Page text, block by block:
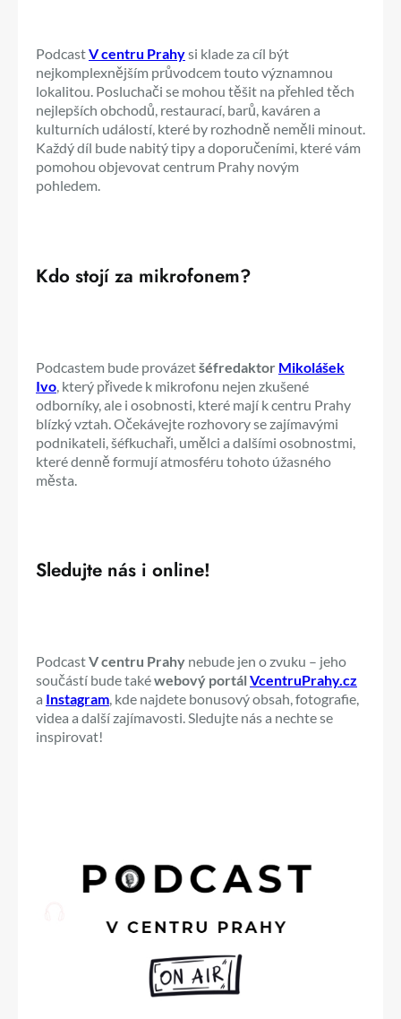
PodcastV centru Prahysi klade za cíl být
nejkomplexnějším průvodcem touto významnou
lokalitou. Posluchači se mohou těšit na přehled těch
nejlepších obchodů, restaurací, barů, kaváren a
kulturních událostí, které by rozhodně neměli minout.
Každý díl bude nabitý tipy a doporučeními, které vám
pomohou objevovat centrum Prahy novým
pohledem.
Kdo stojí za mikrofonem?
Podcastem bude provázetšéfredaktor Mikolášek
Ivo , který přivede k mikrofonu nejen zkušené
odborníky, ale i osobnosti, které mají k centru Prahy
blízký vztah. Očekávejte rozhovory se zajímavými
podnikateli, šéfkuchaři, umělci a dalšími osobnostmi,
které denně formují atmosféru tohoto úžasného
města.
Sledujte nás i online!
PodcastV centru Prahy nebude jen o zvuku – jeho
součástí bude takéwebový portálVcentruPrahy.cz
a Instagram, kde najdete bonusový obsah, fotografie,
videa a další zajímavosti. Sledujte nás a nechte se
inspirovat!